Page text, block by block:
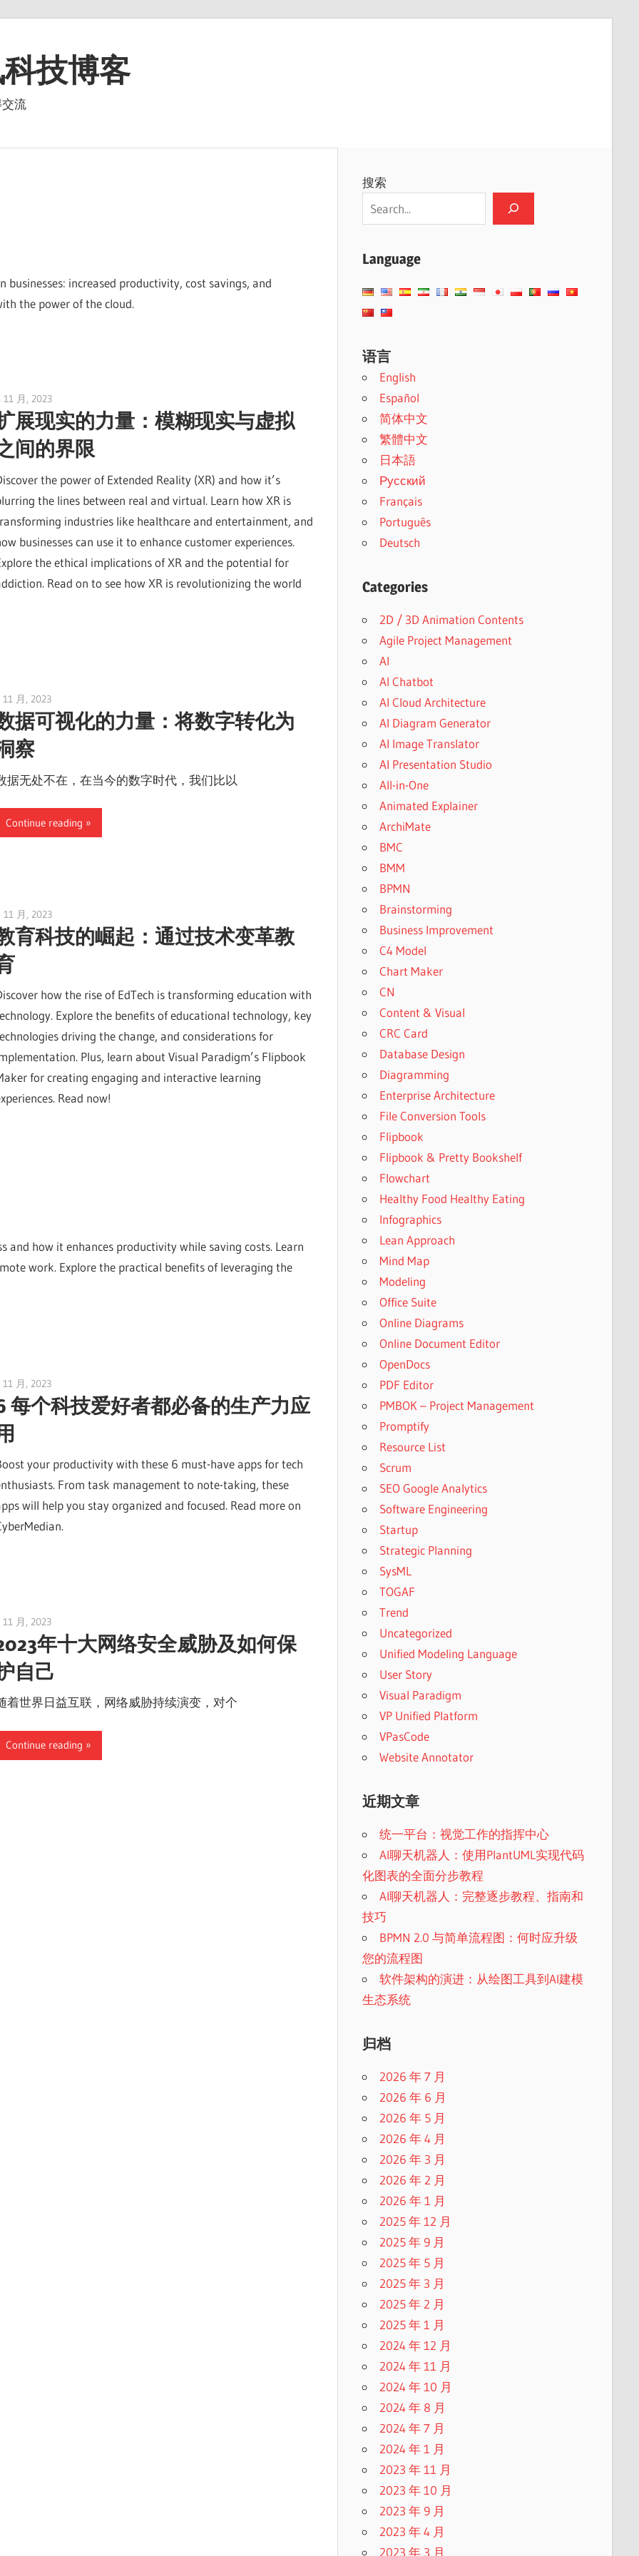
技博客
流
increased productivity, cost savings, and
the power of the cloud.
11 月, 2023
展现实的力量：模糊现实与虚拟
间的界限
the power of Extended Reality (XR) and how it’s
the lines between real and virtual. Learn how XR is
industries like healthcare and entertainment, and
businesses can use it to enhance customer experiences.
the ethical implications of XR and the potential for
Read on to see how XR is revolutionizing the world
11 月, 2023
据可视化的力量：将数字转化为
察
据无处不在，在当今的数字时代，我们比以
Continue reading
11 月, 2023
育科技的崛起：通过技术变革教
how the rise of EdTech is transforming education with
Explore the benefits of educational technology, key
driving the change, and considerations for
Plus, learn about Visual Paradigm’s Flipbook
for creating engaging and interactive learning
Read now!
and how it enhances productivity while saving costs. Learn
work. Explore the practical benefits of leveraging the
11 月, 2023
每个科技爱好者都必备的生产力应
your productivity with these 6 must-have apps for tech
From task management to note-taking, these
will help you stay organized and focused. Read more on
11 月, 2023
年十大网络安全威胁及如何保
自己
着世界日益互联，网络威胁持续演变，对个
Continue reading
搜索
Language
语言
English
Español
简体中文
繁體中文
日本語
Русский
Français
Português
Deutsch
Categories
2D / 3D Animation Contents
Agile Project Management
AI
AI Chatbot
AI Cloud Architecture
AI Diagram Generator
AI Image Translator
AI Presentation Studio
All-in-One
Animated Explainer
ArchiMate
BMC
BMM
BPMN
Brainstorming
Business Improvement
C4 Model
Chart Maker
CN
Content & Visual
CRC Card
Database Design
Diagramming
Enterprise Architecture
File Conversion Tools
Flipbook
Flipbook & Pretty Bookshelf
Flowchart
Healthy Food Healthy Eating
Infographics
Lean Approach
Mind Map
Modeling
Office Suite
Online Diagrams
Online Document Editor
OpenDocs
PDF Editor
PMBOK – Project Management
Promptify
Resource List
Scrum
SEO Google Analytics
Software Engineering
Startup
Strategic Planning
SysML
TOGAF
Trend
Uncategorized
Unified Modeling Language
User Story
Visual Paradigm
VP Unified Platform
VPasCode
Website Annotator
近期文章
统一平台：视觉工作的指挥中心
AI聊天机器人：使用PlantUML实现代码
化图表的全面分步教程
AI聊天机器人：完整逐步教程、指南和
技巧
BPMN 2.0 与简单流程图：何时应升级
您的流程图
软件架构的演进：从绘图工具到AI建模
生态系统
归档
2026 年 7 月
2026 年 6 月
2026 年 5 月
2026 年 4 月
2026 年 3 月
2026 年 2 月
2026 年 1 月
2025 年 12 月
2025 年 9 月
2025 年 5 月
2025 年 3 月
2025 年 2 月
2025 年 1 月
2024 年 12 月
2024 年 11 月
2024 年 10 月
2024 年 8 月
2024 年 7 月
2024 年 1 月
2023 年 11 月
2023 年 10 月
2023 年 9 月
2023 年 4 月
2023 年 3 月